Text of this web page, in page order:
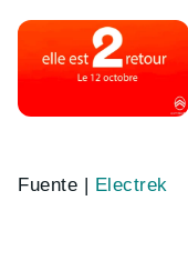
Fuente | Electrek